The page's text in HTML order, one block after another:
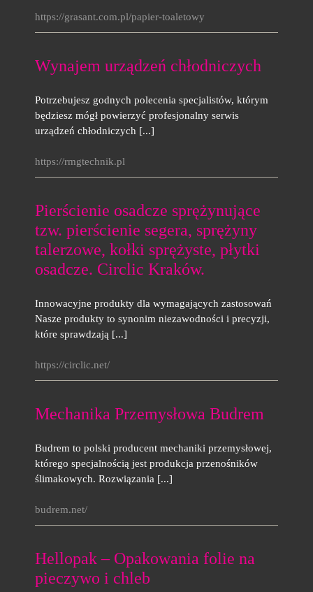
https://grasant.com.pl/papier-toaletowy
Wynajem urządzeń chłodniczych
Potrzebujesz godnych polecenia specjalistów, którym
będziesz mógł powierzyć profesjonalny serwis
urządzeń chłodniczych [...]
https://rmgtechnik.pl
Pierścienie osadcze sprężynujące
tzw. pierścienie segera, sprężyny
talerzowe, kołki sprężyste, płytki
osadcze. Circlic Kraków.
Innowacyjne produkty dla wymagających zastosowań
Nasze produkty to synonim niezawodności i precyzji,
które sprawdzają [...]
https://circlic.net/
Mechanika Przemysłowa Budrem
Budrem to polski producent mechaniki przemysłowej,
którego specjalnością jest produkcja przenośników
ślimakowych. Rozwiązania [...]
budrem.net/
Hellopak – Opakowania folie na
pieczywo i chleb